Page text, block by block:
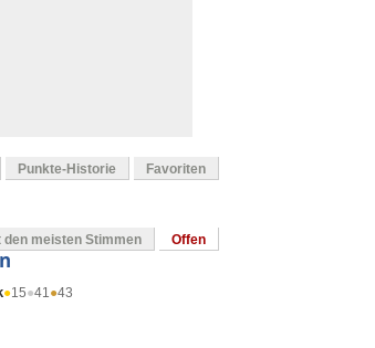
Punkte-Historie Favoriten
den meisten Stimmen Offen
●15●41●43